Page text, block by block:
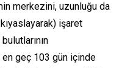
merkezini, uzunluğu da
işaret
geç 103 gün içinde